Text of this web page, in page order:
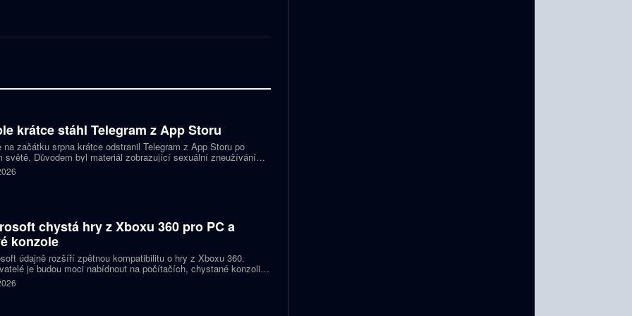
krátce stáhl Telegram z App Storu
na začátku srpna krátce odstranil Telegram z App Storu po
světě. Důvodem byl materiál zobrazující sexuální zneužívání
podle firmy sdílel jeden uživatel. Telegram účet rychle
a aplikace se ještě během stejného dne do obchodu vrátila.
chystá hry z Xboxu 360 pro PC a
konzole
údajně rozšíří zpětnou kompatibilitu o hry z Xboxu 360.
je budou moci nabídnout na počítačích, chystané konzoli
Helix i přenosných zařízeních. První tituly by mohly dorazit
let 2027 a 2028.